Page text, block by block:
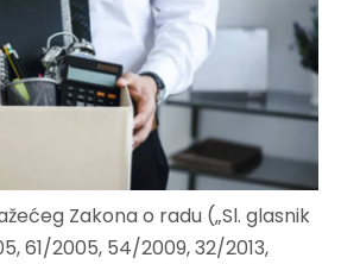
Zakona o radu („Sl. glasnik
61/2005, 54/2009, 32/2013,